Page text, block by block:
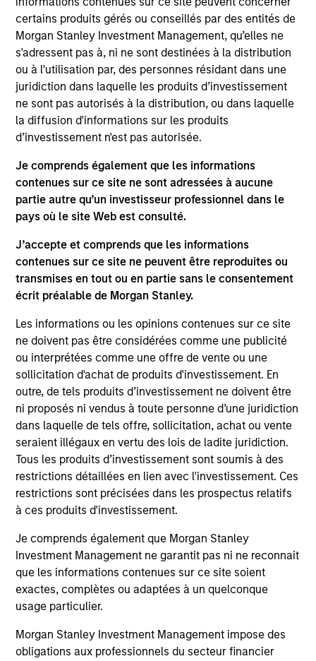
certains produits gérés ou conseillés par des entités de
Morgan Stanley Investment Management, qu’elles ne
s'adressent pas à, ni ne sont destinées à la distribution
ou à l'utilisation par, des personnes résidant dans une
juridiction dans laquelle les produits d’investissement
ne sont pas autorisés à la distribution, ou dans laquelle
la diffusion d'informations sur les produits
d’investissement n'est pas autorisée.
Je comprends également que les informations
contenues sur ce site ne sont adressées à aucune
partie autre qu’un investisseur professionnel dans le
pays où le site Web est consulté.
J’accepte et comprends que les informations
contenues sur ce site ne peuvent être reproduites ou
transmises en tout ou en partie sans le consentement
écrit préalable de Morgan Stanley.
Les informations ou les opinions contenues sur ce site
ne doivent pas être considérées comme une publicité
ou interprétées comme une offre de vente ou une
sollicitation d'achat de produits d'investissement. En
outre, de tels produits d’investissement ne doivent être
ni proposés ni vendus à toute personne d’une juridiction
dans laquelle de tels offre, sollicitation, achat ou vente
seraient illégaux en vertu des lois de ladite juridiction.
Tous les produits d’investissement sont soumis à des
restrictions détaillées en lien avec l'investissement. Ces
restrictions sont précisées dans les prospectus relatifs
à ces produits d'investissement.
Je comprends également que Morgan Stanley
Investment Management ne garantit pas ni ne reconnait
que les informations contenues sur ce site soient
exactes, complètes ou adaptées à un quelconque
usage particulier.
Morgan Stanley Investment Management impose des
obligations aux professionnels du secteur financier
Générer des revenus et valoriser à long terme
votre investissement, tout en cherchant à réduire
l'exposition du Fonds aux fluctuations des taux
d'intérêt.
Approche d’investissement
Cherche à générer un taux de rendement
intéressant en euros, tout en réduisant l'exposition
du Fonds aux fluctuations des taux d'intérêt du
marché.
La valeur des investissements et les revenus qui
en découlent varieront et rien ne garantit que le
Fonds atteigne ses objectifs d’investissement.
Caractéristiques du fonds
V.L. et Performance
Les performances passées ne sont pas un
indicateur fiable des résultats futurs. Les
rendements peuvent augmenter ou diminuer en
raison des fluctuations de change. Tous les
calculs des données de performance sont basés
sur une comparaison de la VL, sont exprimés nets